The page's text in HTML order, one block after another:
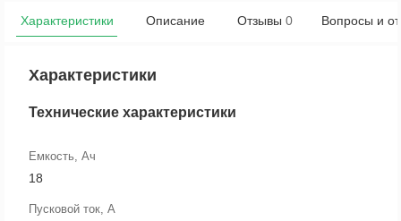
Характеристики Описание Отзывы 0 Вопросы и
Характеристики
Технические характеристики
Емкость, Ач
18
Пусковой ток, А